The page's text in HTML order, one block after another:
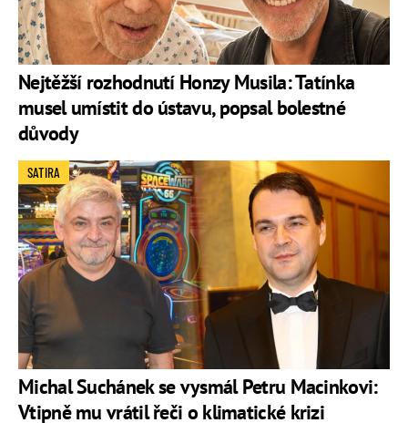
Nejtěžší rozhodnutí Honzy Musila: Tatínka
musel umístit do ústavu, popsal bolestné
důvody
Michal Suchánek se vysmál Petru Macinkovi:
Vtipně mu vrátil řeči o klimatické krizi
SATIRA